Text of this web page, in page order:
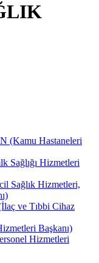
(Kamu Hastaneleri
Sağlığı Hizmetleri
Sağlık Hizmetleri,
ve Tıbbi Cihaz
Başkanı)
Hizmetleri